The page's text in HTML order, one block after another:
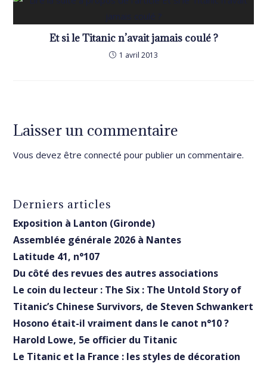
Et si le Titanic n’avait jamais coulé ?
1 avril 2013
Laisser un commentaire
Vous devez êtreconnecté pour publier un commentaire.
Derniers articles
Exposition à Lanton (Gironde)
Assemblée générale 2026 à Nantes
Latitude 41, n°107
Du côté des revues des autres associations
Le coin du lecteur : The Six : The Untold Story of
Titanic’s Chinese Survivors, de Steven Schwankert
Hosono était-il vraiment dans le canot n°10 ?
Harold Lowe, 5e officier du Titanic
Le Titanic et la France : les styles de décoration